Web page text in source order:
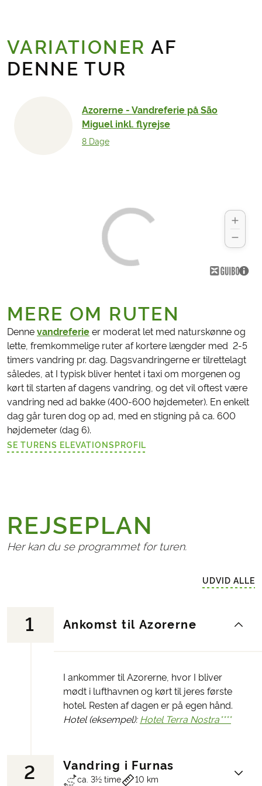
VARIATIONER AF
DENNE TUR
Azorerne - Vandreferie på São
Miguel inkl. flyrejse
8 Dage
MERE OM RUTEN
Denne vandreferie er moderat let med naturskønne og
lette, fremkommelige ruter af kortere længder med 2-5
timers vandring pr. dag. Dagsvandringerne er tilrettelagt
således, at I typisk bliver hentet i taxi om morgenen og
kørt til starten af dagens vandring, og det vil oftest være
vandring ned ad bakke (400-600 højdemeter). En enkelt
dag går turen dog op ad, med en stigning på ca. 600
højdemeter (dag 6).
SE TURENS ELEVATIONSPROFIL
REJSEPLAN
Her kan du se programmet for turen.
UDVID ALLE
1 Ankomst til Azorerne
I ankommer til Azorerne, hvor I bliver
mødt i lufthavnen og kørt til jeres første
hotel. Resten af dagen er på egen hånd.
Hotel (eksempel): Hotel Terra Nostra****
2 Vandring i Furnas
ca. 3½ time 10 km